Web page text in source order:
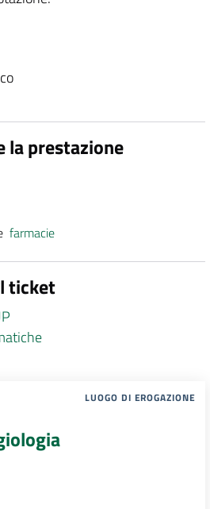
la prestazione
farmacie
ticket
LUOGO DI EROGAZIONE